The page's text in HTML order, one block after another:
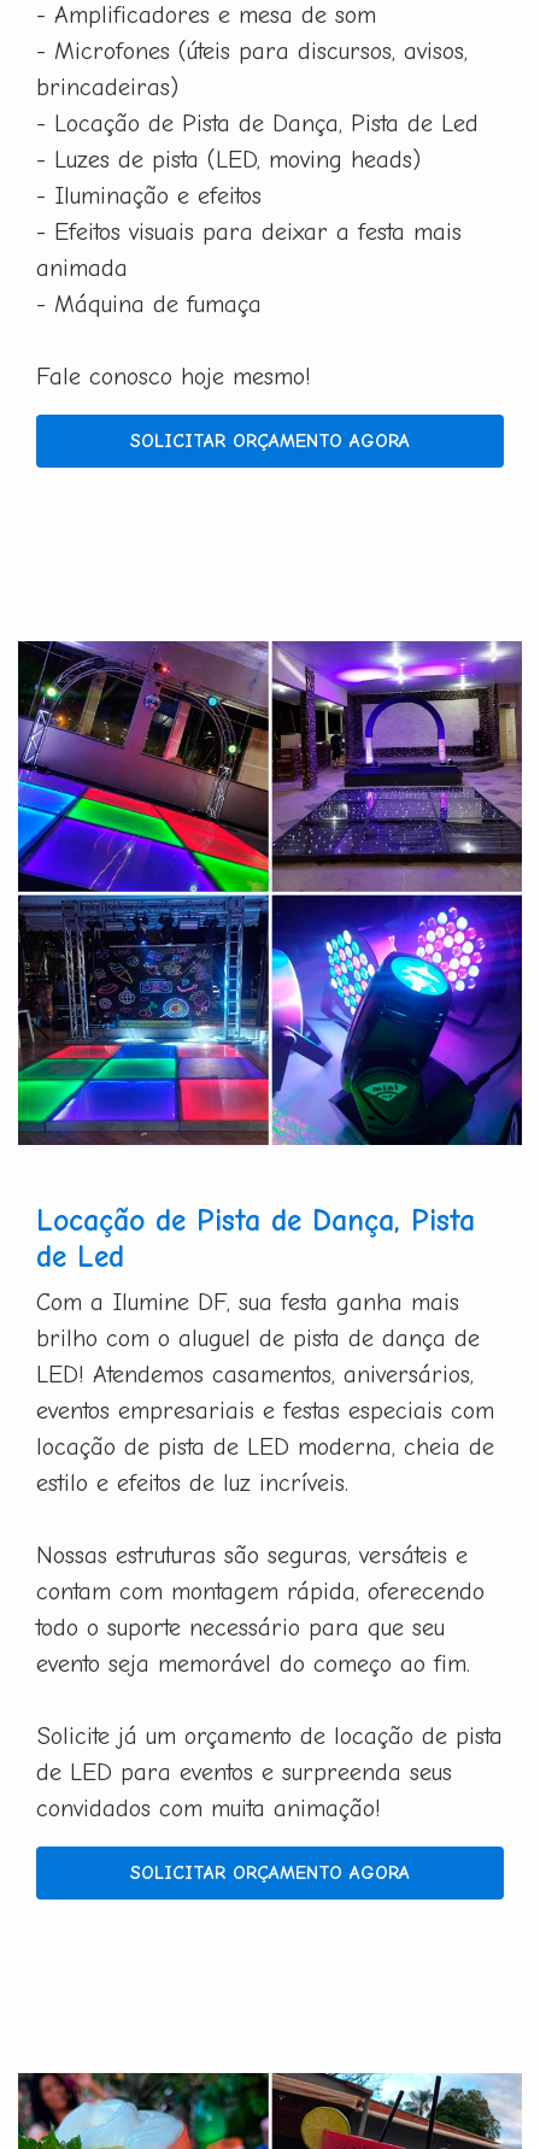
- Amplificadores e mesa de som
- Microfones (úteis para discursos, avisos,
brincadeiras)
- Locação de Pista de Dança, Pista de Led
- Luzes de pista (LED, moving heads)
- Iluminação e efeitos
- Efeitos visuais para deixar a festa mais
animada
- Máquina de fumaça
Fale conosco hoje mesmo!
SOLICITAR ORÇAMENTO AGORA
Locação de Pista de Dança, Pista
de Led
Com a Ilumine DF, sua festa ganha mais
brilho com o aluguel de pista de dança de
LED! Atendemos casamentos, aniversários,
eventos empresariais e festas especiais com
locação de pista de LED moderna, cheia de
estilo e efeitos de luz incríveis.
Nossas estruturas são seguras, versáteis e
contam com montagem rápida, oferecendo
todo o suporte necessário para que seu
evento seja memorável do começo ao fim.
Solicite já um orçamento de locação de pista
de LED para eventos e surpreenda seus
convidados com muita animação!
SOLICITAR ORÇAMENTO AGORA